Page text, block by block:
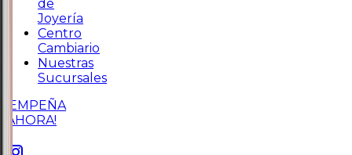
de
Joyería
Centro
Cambiario
Nuestras
Sucursales
¡EMPEÑA
AHORA!